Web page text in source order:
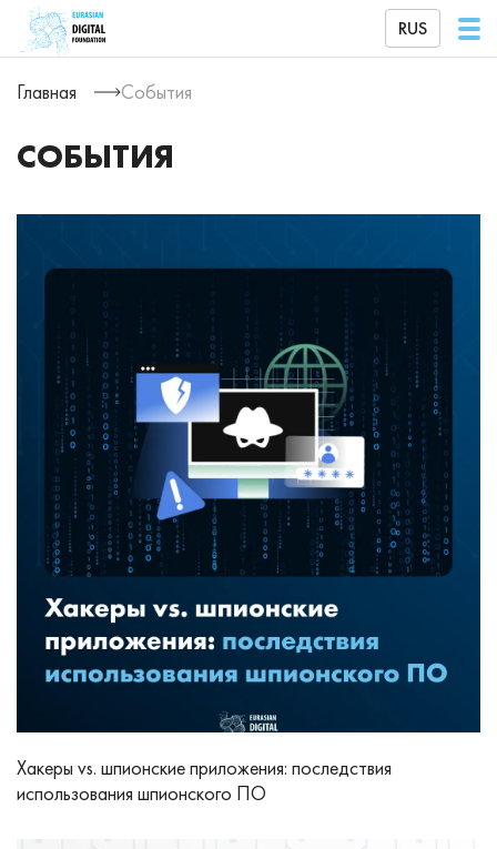
RUS
Главная События
СОБЫТИЯ
Хакеры vs. шпионские приложения: последствия
использования шпионского ПО